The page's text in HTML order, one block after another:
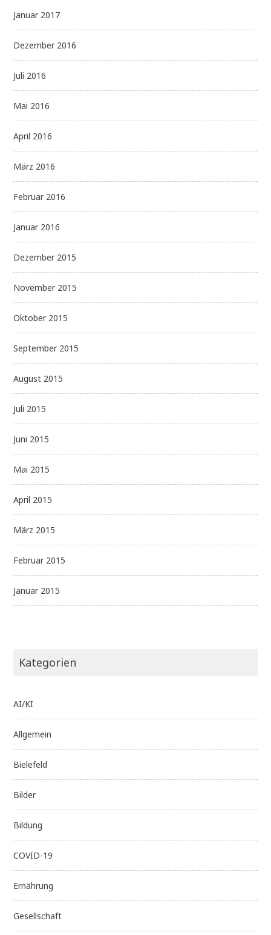
Januar 2017
Dezember 2016
Juli 2016
Mai 2016
April 2016
März 2016
Februar 2016
Januar 2016
Dezember 2015
November 2015
Oktober 2015
September 2015
August 2015
Juli 2015
Juni 2015
Mai 2015
April 2015
März 2015
Februar 2015
Januar 2015
Kategorien
AI/KI
Allgemein
Bielefeld
Bilder
Bildung
COVID-19
Ernährung
Gesellschaft